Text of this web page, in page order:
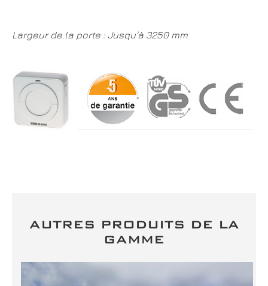
Largeur de la porte : Jusqu'à 3250 mm
AUTRES PRODUITS DE LA
GAMME